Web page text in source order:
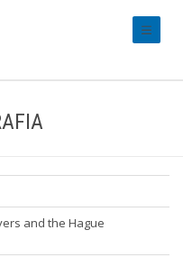
and the Hague